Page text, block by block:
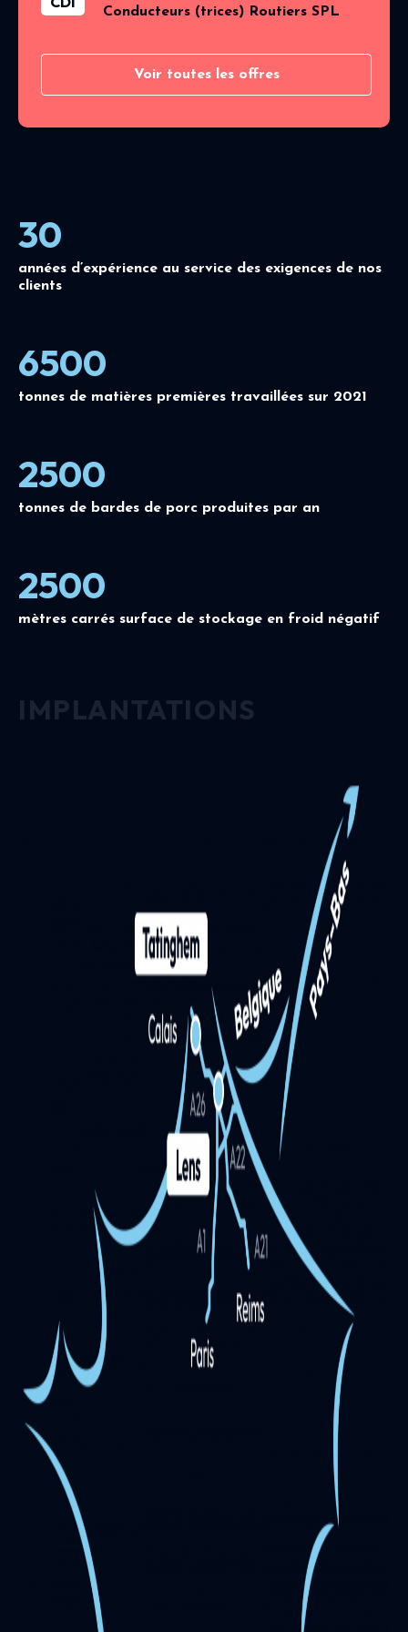
Conducteurs (trices) Routiers SPL
Voir toutes les offres
30
années d’expérience au service des exigences de nos
clients
6500
tonnes de matières premières travaillées sur 2021
2500
tonnes de bardes de porc produites par an
2500
mètres carrés surface de stockage en froid négatif
IMPLANTATIONS